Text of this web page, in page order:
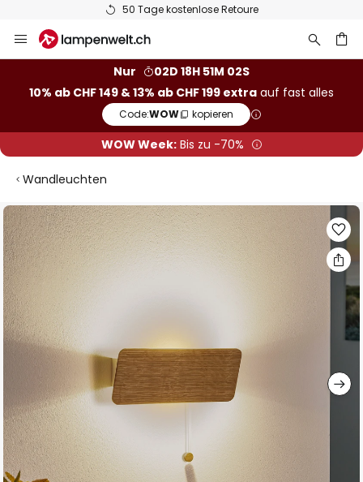
50 Tage kostenlose Retoure
Inhalt
Nur
02D 18H 51M 01S
10% ab CHF 149 & 13% ab CHF 199 extra auf fast alles
Code:WOW kopieren
WOW Week:Bis zu -70%
Wandleuchten
Zum
Ende
der
Bildgalerie
springen